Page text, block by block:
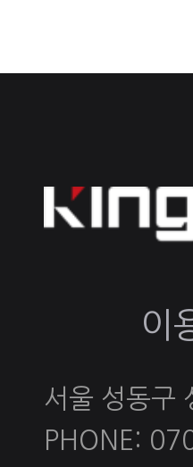
이
서울 성동구
PHONE: